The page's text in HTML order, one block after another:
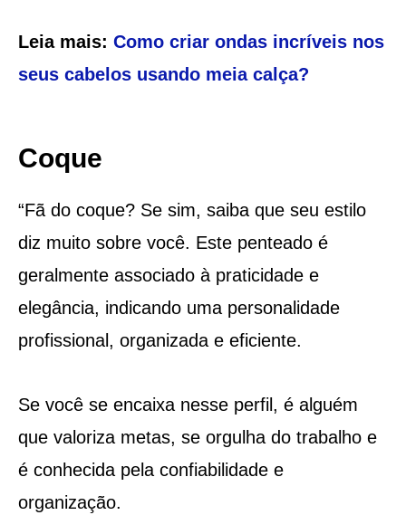
Leia mais: Como criar ondas incríveis nos
seus cabelos usando meia calça?
Coque
“Fã do coque? Se sim, saiba que seu estilo
diz muito sobre você. Este penteado é
geralmente associado à praticidade e
elegância, indicando uma personalidade
profissional, organizada e eficiente.
Se você se encaixa nesse perfil, é alguém
que valoriza metas, se orgulha do trabalho e
é conhecida pela confiabilidade e
organização.